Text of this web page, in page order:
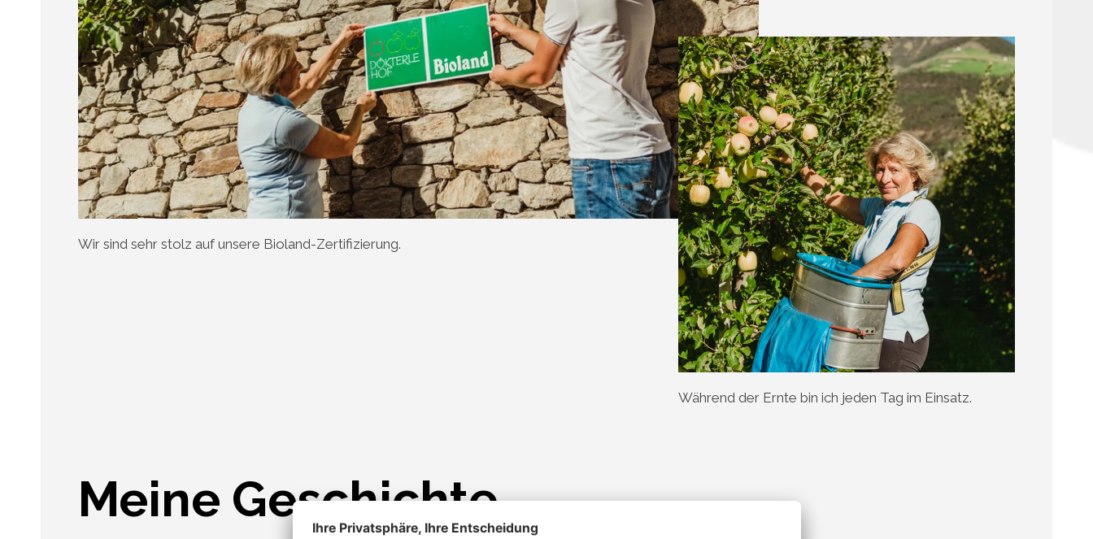
Wir sind sehr stolz auf unsere Bioland-Zertifizierung.
Während der Ernte bin ich jeden Tag im Einsatz.
Meine Geschichte